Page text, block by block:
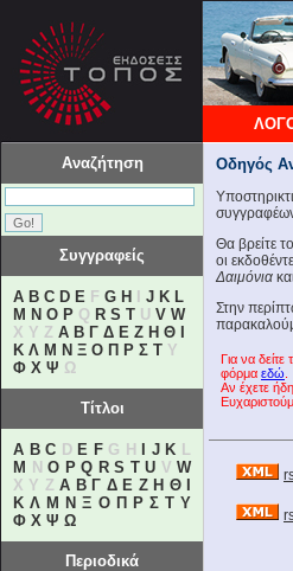
Αναζήτηση
Συγγραφείς
A B C D E F G H J K L
M N O P Q R S T U V W
X Y Z Α Β Γ Δ Ε Ζ Η Θ
Κ Λ Μ Ν Ξ Ο Π Ρ Σ Τ Υ
Φ Χ Ψ Ω
Τίτλοι
A B C D E FG H J K L
M
N O P Q R S T U V W
X Y ZΑ Β Γ Δ Ε Ζ Η Θ
Κ Λ Μ Ν Ξ Ο Π Ρ Σ Τ Υ
Φ Χ Ψ Ω
Περιοδικά
Οδηγός
Θα βρείτε
οι
Δαιμόνια
Στην
Για να
φόρμα εδώ
Αν έχετε